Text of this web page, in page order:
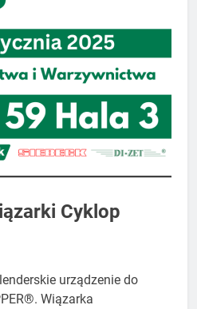
​Cyklop
urządzenie do
Wiązarka